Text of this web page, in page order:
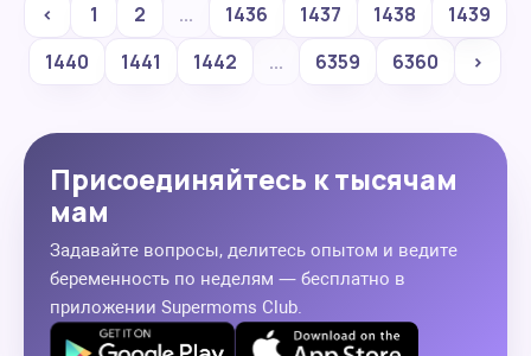
‹ 1 2 ... 1436 1437 1438
1439
1440
1441 1442 ... 6359 6360 ›
Присоединяйтесь к тысячам
мам
Задавайте вопросы, делитесь опытом и ведите
беременность по неделям — бесплатно в
приложении Supermoms Club.